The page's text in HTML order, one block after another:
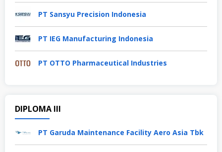
PT Sansyu Precision Indonesia
PT IEG Manufacturing Indonesia
PT OTTO Pharmaceutical Industries
DIPLOMA III
PT Garuda Maintenance Facility Aero Asia Tbk